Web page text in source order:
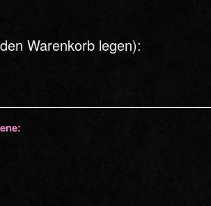
Warenkorb legen):